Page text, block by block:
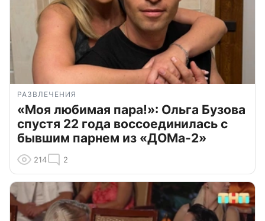
РАЗВЛЕЧЕНИЯ
«Моя любимая пара!»: Ольга Бузова
спустя 22 года воссоединилась с
бывшим парнем из «ДОМа-2»
214 2